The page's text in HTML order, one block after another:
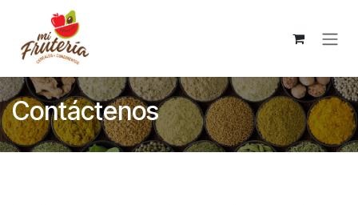
Ir al contenido
Contáctenos